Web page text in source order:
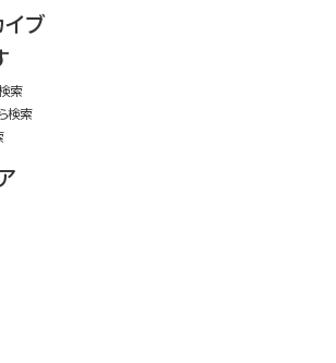
ブ
索
検索